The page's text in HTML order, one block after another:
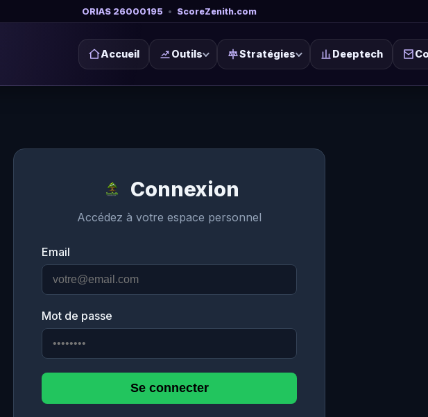
ORIAS 26000195 • ScoreZenith.com
Accueil Outils Stratégies Deeptech
Connexion
Accédez à votre espace personnel
Email
Mot de passe
Se connecter